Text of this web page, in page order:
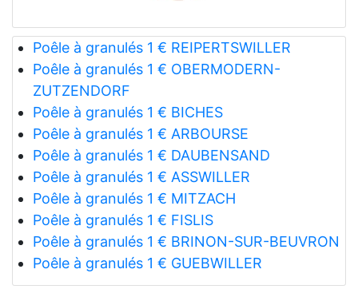
Poêle à granulés 1 € REIPERTSWILLER
Poêle à granulés 1 € OBERMODERN-
ZUTZENDORF
Poêle à granulés 1 € BICHES
Poêle à granulés 1 € ARBOURSE
Poêle à granulés 1 € DAUBENSAND
Poêle à granulés 1 € ASSWILLER
Poêle à granulés 1 € MITZACH
Poêle à granulés 1 € FISLIS
Poêle à granulés 1 € BRINON-SUR-BEUVRON
Poêle à granulés 1 € GUEBWILLER